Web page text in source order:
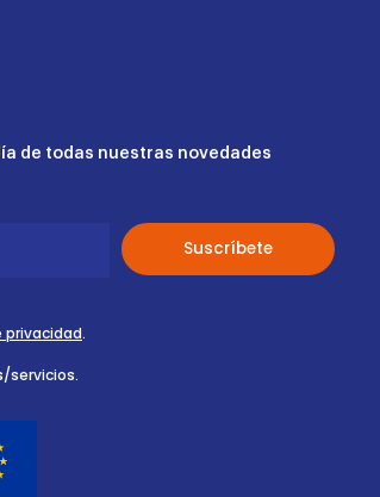
de todas nuestras novedades
privacidad.
servicios.